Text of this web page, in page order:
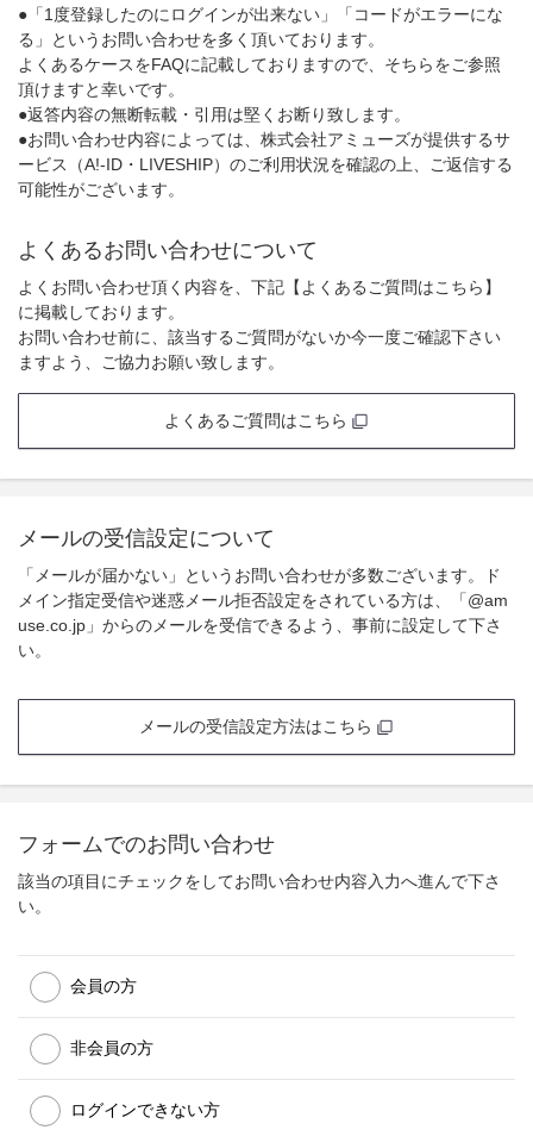
●「1度登録したのにログインが出来ない」「コードがエラーにな
る」というお問い合わせを多く頂いております。
よくあるケースをFAQに記載しておりますので、そちらをご参照
頂けますと幸いです。
●返答内容の無断転載・引用は堅くお断り致します。
●お問い合わせ内容によっては、株式会社アミューズが提供するサ
ービス（A!-ID・LIVESHIP）のご利用状況を確認の上、ご返信する
可能性がございます。
よくあるお問い合わせについて
よくお問い合わせ頂く内容を、下記【よくあるご質問はこちら】
に掲載しております。
お問い合わせ前に、該当するご質問がないか今一度ご確認下さい
ますよう、ご協力お願い致します。
よくあるご質問はこちら
メールの受信設定について
「メールが届かない」というお問い合わせが多数ございます。ド
メイン指定受信や迷惑メール拒否設定をされている方は、「@am
use.co.jp」からのメールを受信できるよう、事前に設定して下さ
い。
メールの受信設定方法はこちら
フォームでのお問い合わせ
該当の項目にチェックをしてお問い合わせ内容入力へ進んで下さ
い。
会員の方
非会員の方
ログインできない方